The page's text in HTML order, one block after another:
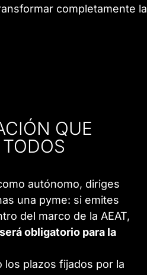
completamente
QUE
autónomo, diriges
una pyme: si emites
del marco de la AEAT,
obligatorio para la
los plazos fijados por la